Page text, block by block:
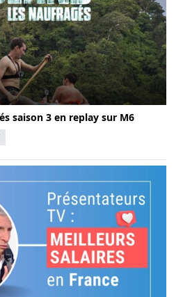
saison 3 en replay sur M6